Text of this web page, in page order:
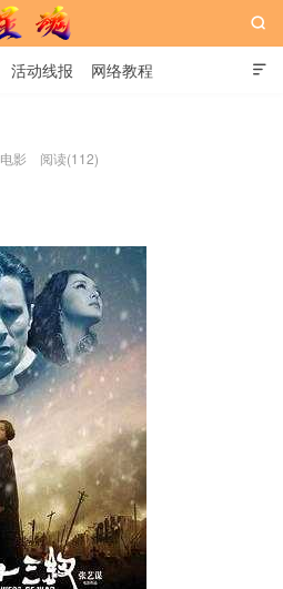

活动线报 网络教程

电影 阅读(112)